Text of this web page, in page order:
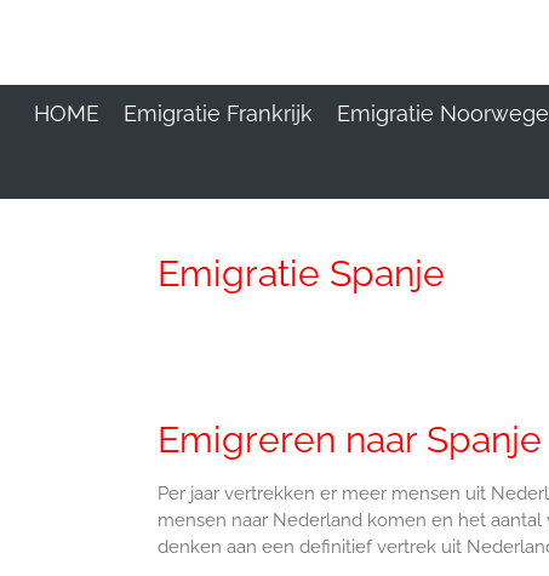
HOME Emigratie Frankrijk Emigratie
Emigratie Spanje
Emigreren naar Spanje
Per jaar vertrekken er meer mensen uit
mensen naar Nederland komen en het
denken aan een definitief vertrek uit